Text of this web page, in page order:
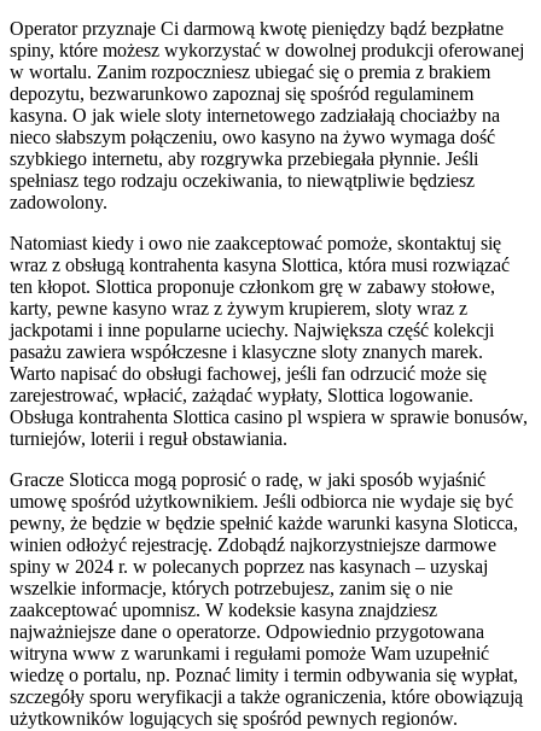
Operator przyznaje Ci darmową kwotę pieniędzy bądź bezpłatne
spiny, które możesz wykorzystać w dowolnej produkcji oferowanej
w wortalu. Zanim rozpoczniesz ubiegać się o premia z brakiem
depozytu, bezwarunkowo zapoznaj się spośród regulaminem
kasyna. O jak wiele sloty internetowego zadziałają chociażby na
nieco słabszym połączeniu, owo kasyno na żywo wymaga dość
szybkiego internetu, aby rozgrywka przebiegała płynnie. Jeśli
spełniasz tego rodzaju oczekiwania, to niewątpliwie będziesz
zadowolony.
Natomiast kiedy i owo nie zaakceptować pomoże, skontaktuj się
wraz z obsługą kontrahenta kasyna Slottica, która musi rozwiązać
ten kłopot. Slottica proponuje członkom grę w zabawy stołowe,
karty, pewne kasyno wraz z żywym krupierem, sloty wraz z
jackpotami i inne popularne uciechy. Największa część kolekcji
pasażu zawiera współczesne i klasyczne sloty znanych marek.
Warto napisać do obsługi fachowej, jeśli fan odrzucić może się
zarejestrować, wpłacić, zażądać wypłaty, Slottica logowanie.
Obsługa kontrahenta Slottica casino pl wspiera w sprawie bonusów,
turniejów, loterii i reguł obstawiania.
Gracze Sloticca mogą poprosić o radę, w jaki sposób wyjaśnić
umowę spośród użytkownikiem. Jeśli odbiorca nie wydaje się być
pewny, że będzie w będzie spełnić każde warunki kasyna Sloticca,
winien odłożyć rejestrację. Zdobądź najkorzystniejsze darmowe
spiny w 2024 r. w polecanych poprzez nas kasynach – uzyskaj
wszelkie informacje, których potrzebujesz, zanim się o nie
zaakceptować upomnisz. W kodeksie kasyna znajdziesz
najważniejsze dane o operatorze. Odpowiednio przygotowana
witryna www z warunkami i regułami pomoże Wam uzupełnić
wiedzę o portalu, np. Poznać limity i termin odbywania się wypłat,
szczegóły sporu weryfikacji a także ograniczenia, które obowiązują
użytkowników logujących się spośród pewnych regionów.